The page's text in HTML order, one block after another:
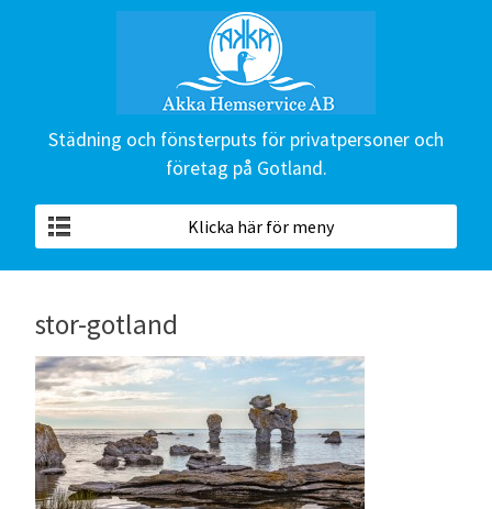
Städning och fönsterputs för privatpersoner och
företag på Gotland.
Klicka här för meny
stor-gotland